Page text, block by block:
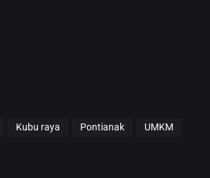
Kubu raya Pontianak UMKM